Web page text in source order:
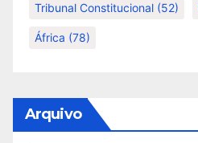
Tribunal Constitucional (52)
África (78)
Arquivo